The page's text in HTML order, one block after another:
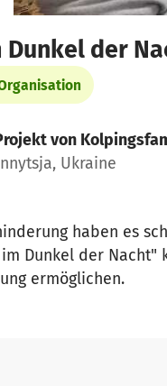
Dunkel der
von
Ukraine
haben es
Dunkel der
ermöglichen.